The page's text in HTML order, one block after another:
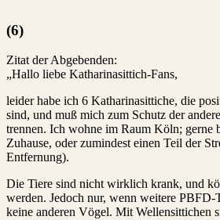
(6)
Zitat der Abgebenden:
„Hallo liebe Katharinasittich-Fans,
leider habe ich 6 Katharinasittiche, die
sind, und muß mich zum Schutz der
trennen. Ich wohne im Raum Köln; gerne
Zuhause, oder zumindest einen Teil der
Entfernung).
Die Tiere sind nicht wirklich krank, und
werden. Jedoch nur, wenn weitere PBFD-
keine anderen Vögel. Mit Wellensittichen